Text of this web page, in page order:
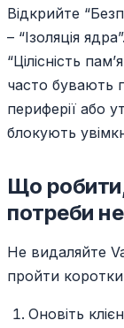
Відкрийте
– “Ізоляція
“Цілісність
часто бувають
периферії або
блокують
Що
потреби не
Не видаляйте
пройти
Оновіть